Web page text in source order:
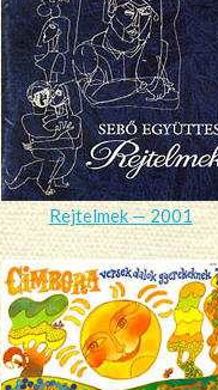
Rejtelmek — 2001